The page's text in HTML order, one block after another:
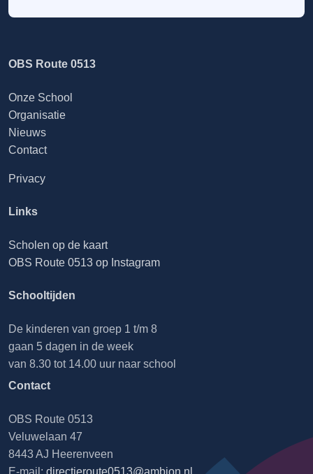
OBS Route 0513
Onze School
Organisatie
Nieuws
Contact
Privacy
Links
Scholen op de kaart
OBS Route 0513 op Instagram
Schooltijden
De kinderen van groep 1 t/m 8
gaan 5 dagen in de week
van 8.30 tot 14.00 uur naar school
Contact
OBS Route 0513
Veluwelaan 47
8443 AJ Heerenveen